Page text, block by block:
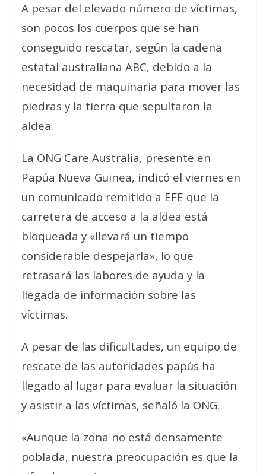
A pesar del elevado número de víctimas,
son pocos los cuerpos que se han
conseguido rescatar, según la cadena
estatal australiana ABC, debido a la
necesidad de maquinaria para mover las
piedras y la tierra que sepultaron la
aldea.
La ONG Care Australia, presente en
Papúa Nueva Guinea, indicó el viernes en
un comunicado remitido a EFE que la
carretera de acceso a la aldea está
bloqueada y «llevará un tiempo
considerable despejarla», lo que
retrasará las labores de ayuda y la
llegada de información sobre las
víctimas.
A pesar de las dificultades, un equipo de
rescate de las autoridades papús ha
llegado al lugar para evaluar la situación
y asistir a las víctimas, señaló la ONG.
«Aunque la zona no está densamente
poblada, nuestra preocupación es que la